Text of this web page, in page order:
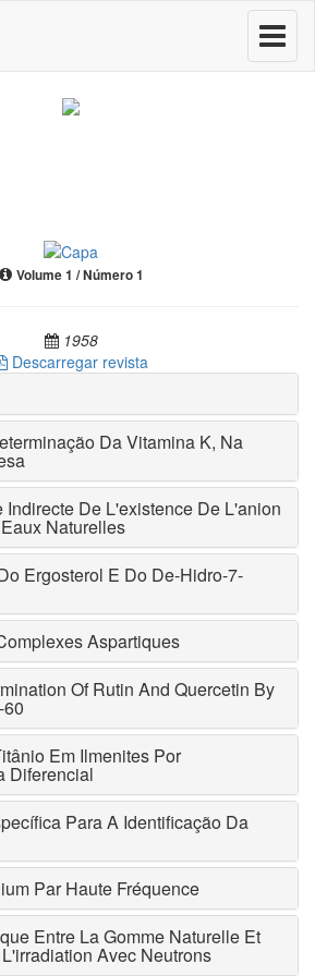
Toggle
Volume 1 / Número 1
1958
Descarregar revista
Da Vitamina K, Na
Indirecte De L'existence De L'anion
Naturelles
Ergosterol E Do De-Hidro-7-
Aspartiques
Of Rutin And Quercetin By
Em Ilmenites Por
Diferencial
Para A Identificação Da
Par Haute Fréquence
Entre La Gomme Naturelle Et
Avec Neutrons